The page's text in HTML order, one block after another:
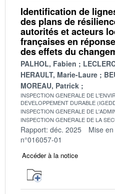
Identification de
des plans de
autorités et acteurs
françaises en
des effets du
PALHOL, Fabien
HERAULT, Marie-Laure
MOREAU, Patrick
INSPECTION GENERALE DE
DEVELOPPEMENT DURABLE
INSPECTION GENERALE DE
INSPECTION GENERALE DE LA
Rapport: déc. 2025 Mise
n°016057-01
Accéder à la notice